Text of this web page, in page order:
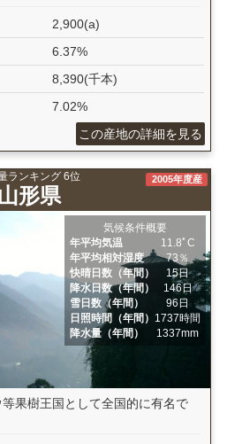
2,900(a)
6.37%
8,390(千本)
7.02%
この産地の詳細を見る
ランキング 6位
山形県
2005年度産
気候条件概要
年平均気温
11.8ﾟC
年平均相対湿度
73％
快晴日数（年間）
15日
降水日数（年間）
146日
雪日数（年間）
96日
日照時間（年間） 1737時間
降水量（年間）
1337mm
果樹王国として全国的に有名で